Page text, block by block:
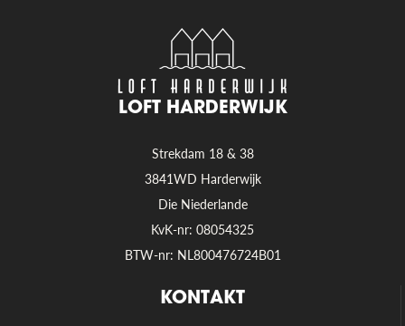
LOFT HARDERWIJK
Strekdam 18 & 38
3841WD Harderwijk
Die Niederlande
KvK-nr: 08054325
BTW-nr: NL800476724B01
KONTAKT